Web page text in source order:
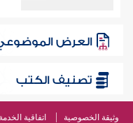
العرض
تصنيف الكتب
وثيقة الخصوصية اتفاقية الخدمة